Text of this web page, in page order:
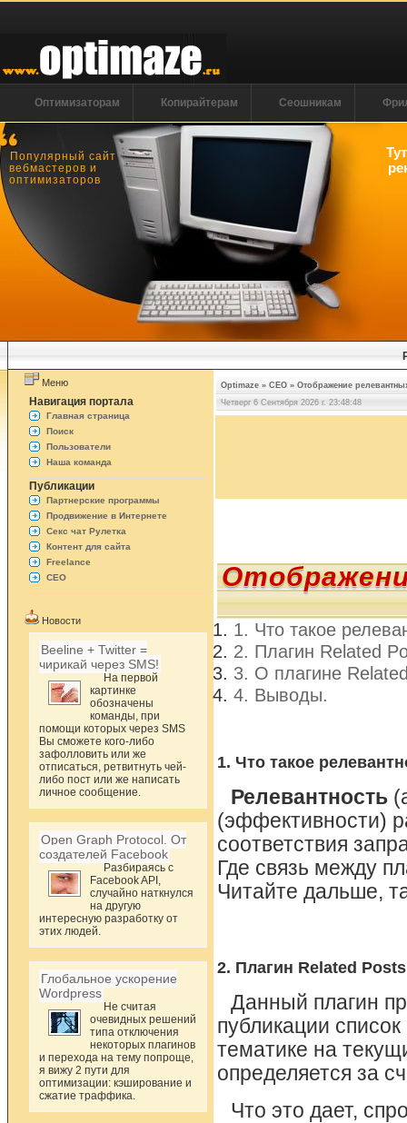
Оптимизаторам Копирайтерам Сеошникам
Популярный сайт
вебмастеров и
оптимизаторов
Меню
Навигация портала
Главная страница
Поиск
Пользователи
Наша команда
Публикации
Партнерские программы
Продвижение в Интернете
Секс чат Рулетка
Контент для сайта
Freelance
СЕО
Новости
Beeline + Twitter =
чирикай через SMS!
На первой
картинке
обозначены
команды, при
помощи которых через SMS
Вы сможете кого-либо
зафолловить или же
отписаться, ретвитнуть чей-
либо пост или же написать
личное сообщение.
Open Graph Protocol. От
создателей Facebook
Разбираясь с
Facebook API,
случайно наткнулся
на другую
интересную разработку от
этих людей.
Глобальное ускорение
Wordpress
Не считая
очевидных решений
типа отключения
некоторых плагинов
и перехода на тему попроще,
я вижу 2 пути для
оптимизации: кэширование и
сжатие траффика.
Optimaze » СЕО » Отображение
Четверг 6 Сентября 2026 г. 23:48:48
1. Что такое
2. Плагин Related
3. О плагине
4. Выводы.
1. Что такое
Релевантность
(эффективности)
соответствия
Где связь между
Читайте дальше,
2. Плагин Related
Данный плагин
публикации
тематике на
определяется за
Что это дает,